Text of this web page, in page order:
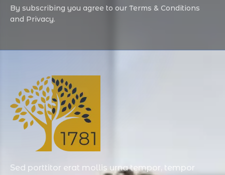
By subscribing you agree to our Terms & Conditions
and Privacy.
Sed porttitor erat mollis urna tempor, tempor